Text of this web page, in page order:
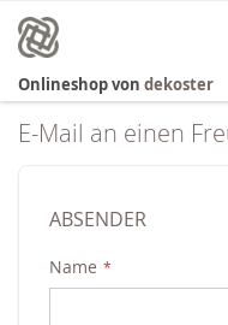
Inhalt
springen
Onlineshop von dekoster
E-Mail an einen
ABSENDER
Name